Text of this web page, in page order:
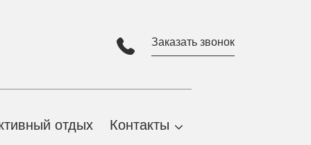
Заказать звонок
отдых Контакты